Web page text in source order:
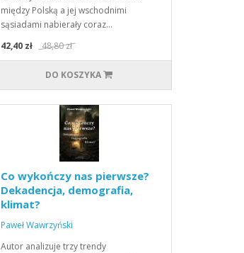
między Polską a jej wschodnimi
sąsiadami nabierały coraz…
42,40 zł
48,80 zł
DO KOSZYKA
Co wykończy nas pierwsze?
Dekadencja, demografia,
klimat?
Paweł Wawrzyński
Autor analizuje trzy trendy